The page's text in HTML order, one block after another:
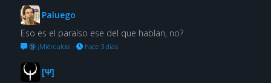
Paluego
Eso es el paraíso ese del que hablan, no?
🔞 ¡Miérculos! · hace 3 días
[Ψ]